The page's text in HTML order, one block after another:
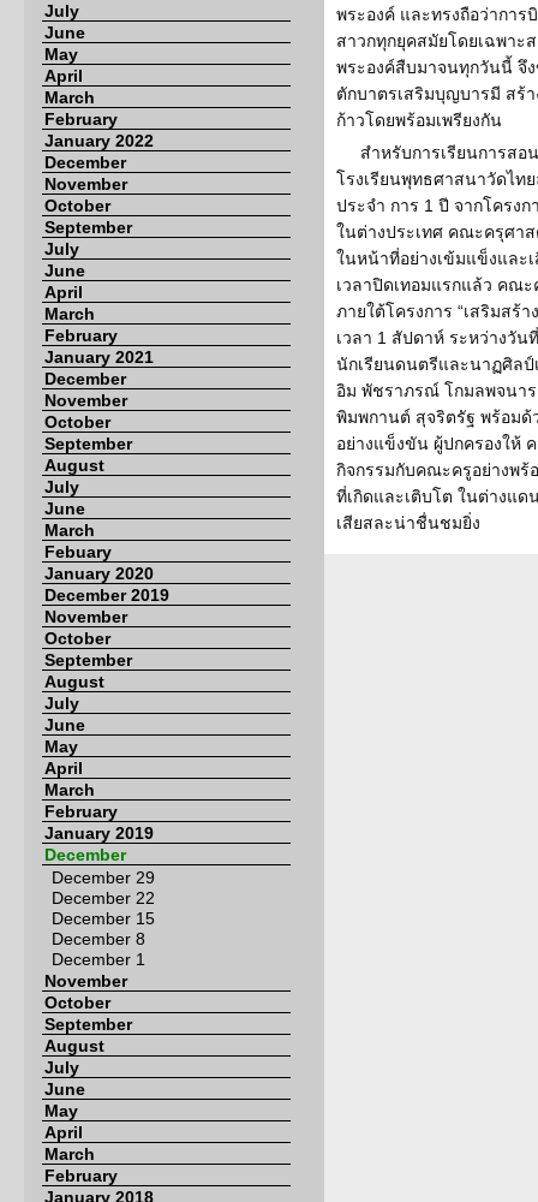
July
June
May
April
March
February
January 2022
December
November
October
September
July
June
April
March
February
January 2021
December
November
October
September
August
July
June
March
Febuary
January 2020
December 2019
November
October
September
August
July
June
May
April
March
February
January 2019
December
December 29
December 22
December 15
December 8
December 1
November
October
September
August
July
June
May
April
March
February
January 2018
พระองค์ และทรงถือว่ากา
สาวกทุกยุคสมัยโดยเฉพาะ
พระองค์สืบมาจนทุกวันนี้ จึ
ตักบาตรเสริมบุญบารมี สร้
ก้าวโดยพร้อมเพรียงกัน
สำหรับการเรียนการส
โรงเรียนพุทธศาสนาวัดไท
ประจำ การ 1 ปี จากโครง
ในต่างประเทศ คณะครุศา
ในหน้าที่อย่างเข้มแข็งและ
เวลาปิดเทอมแรกแล้ว คณ
ภายใต้โครงการ “เสริมสร้
เวลา 1 สัปดาห์ ระหว่างวั
นักเรียนดนตรีและนาฏศิล
อิม พัชราภรณ์ โกมลพจนา
พิมพกานต์ สุจริตรัฐ พร้อมด้
อย่างแข็งขัน ผู้ปกครองให้
กิจกรรมกับคณะครูอย่างพร้
ที่เกิดและเติบโต ในต่างแด
เสียสละน่าชื่นชมยิ่ง